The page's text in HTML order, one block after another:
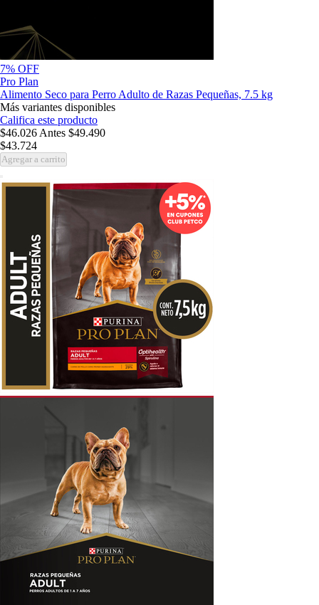
7% OFF
Pro Plan
Alimento Seco para Perro Adulto de Razas Pequeñas, 7.5 kg
Más variantes disponibles
Califica este producto
$46.026 Antes $49.490
$43.724
Agregar a carrito